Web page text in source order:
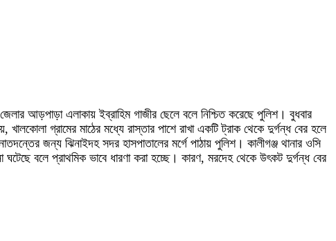
আড়পাড়া এলাকায় ইব্রাহিম গাজীর ছেলে বলে নিশ্চিত করেছে পুলিশ। বুধবার
গ্রামের মাঠের মধ্যে রাস্তার পাশে রাখা একটি ট্রাক থেকে দুর্গন্ধ বের হলে
জন্য ঝিনাইদহ সদর হাসপাতালের মর্গে পাঠায় পুলিশ। কালীগঞ্জ থানার ওসি
বলে প্রাথমিক ভাবে ধারণা করা হচ্ছে। কারণ, মরদেহ থেকে উৎকট দুর্গন্ধ বের